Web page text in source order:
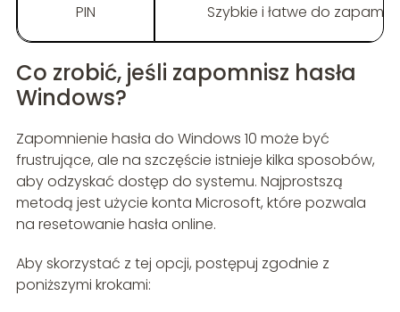
PIN Szybkie i łatwe do
Co zrobić, jeśli zapomnisz hasła
Windows?
Zapomnienie hasła do Windows 10 może być
frustrujące, ale na szczęście istnieje kilka sposobów,
aby odzyskać dostęp do systemu. Najprostszą
metodą jest użycie konta Microsoft, które pozwala
na resetowanie hasła online.
Aby skorzystać z tej opcji, postępuj zgodnie z
poniższymi krokami: